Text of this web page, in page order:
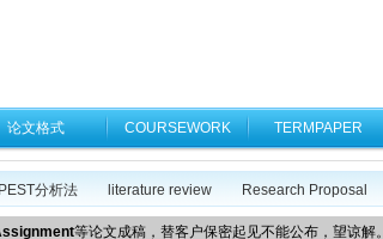
论文格式 COURSEWORK TERMPAPER
PEST分析法 literature review Research Proposal
等论文成稿，替客户保密起见不能公布，望谅解。